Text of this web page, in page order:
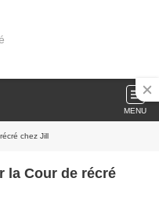
MENU
chez Jill
la Cour de récré